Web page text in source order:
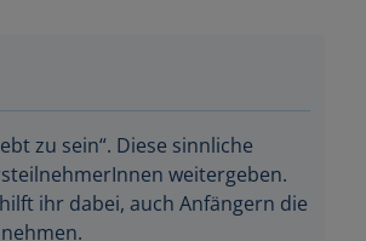
zu sein“. Diese sinnliche
weitergeben.
ihr dabei, auch Anfängern die